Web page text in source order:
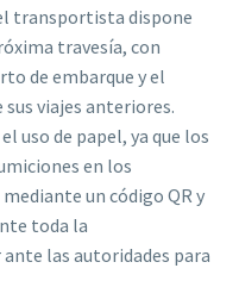
transportista dispone
travesía, con
de embarque y el
viajes anteriores.
uso de papel, ya que los
en los
un código QR y
toda la
las autoridades para